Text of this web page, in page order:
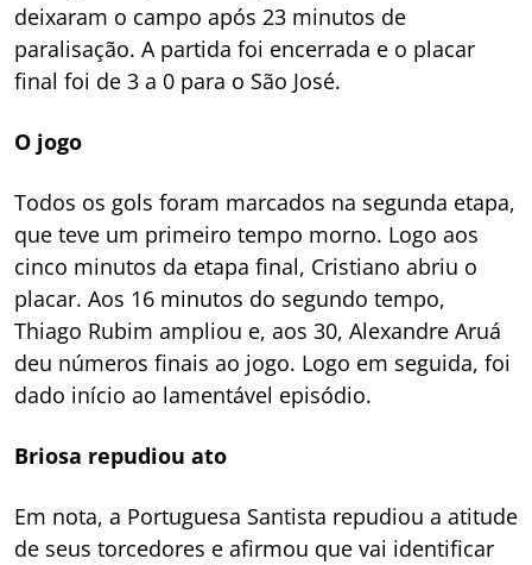
deixaram o campo após 23 minutos de
paralisação. A partida foi encerrada e o placar
final foi de 3 a 0 para o São José.
O jogo
Todos os gols foram marcados na segunda etapa,
que teve um primeiro tempo morno. Logo aos
cinco minutos da etapa final, Cristiano abriu o
placar. Aos 16 minutos do segundo tempo,
Thiago Rubim ampliou e, aos 30, Alexandre Aruá
deu números finais ao jogo. Logo em seguida, foi
dado início ao lamentável episódio.
Briosa repudiou ato
Em nota, a Portuguesa Santista repudiou a atitude
de seus torcedores e afirmou que vai identificar